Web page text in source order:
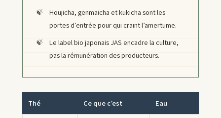
Houjicha, genmaicha et kukicha sont les
portes d’entrée pour qui craint l’amertume.
Le label bio japonais JAS encadre la culture,
pas la rémunération des producteurs.
Thé Ce que c’est Eau